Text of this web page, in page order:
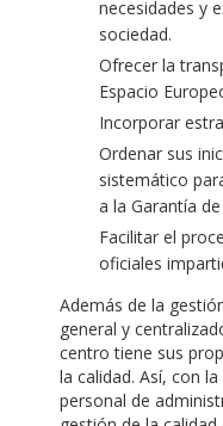
necesidades y
sociedad.
Ofrecer la
Espacio
Incorporar
Ordenar sus
sistemático
a la Garantía de
Facilitar el
oficiales
Además de la
general y
centro tiene sus
la calidad. Así, con
personal de